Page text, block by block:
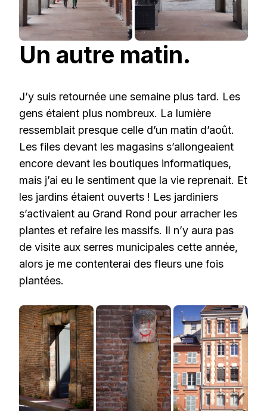
Un autre matin.
J’y suis retournée une semaine plus tard. Les
gens étaient plus nombreux. La lumière
ressemblait presque celle d’un matin d’août.
Les files devant les magasins s’allongeaient
encore devant les boutiques informatiques,
mais j’ai eu le sentiment que la vie reprenait. Et
les jardins étaient ouverts ! Les jardiniers
s’activaient au Grand Rond pour arracher les
plantes et refaire les massifs. Il n’y aura pas
de visite aux serres municipales cette année,
alors je me contenterai des fleurs une fois
plantées.